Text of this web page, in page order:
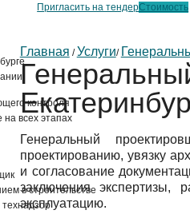
контроля
всех этапах
в строительстве
Пригласить на тендерСтоимость
Главная /Услуги/
Генеральный
проектированию, увязку
и согласование
заключения экспертизы,
эксплуатацию.